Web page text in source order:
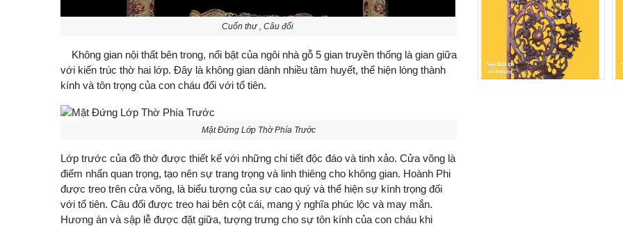
Cuốn thư , Câu đối
Không gian nội thất bên trong, nổi bật của ngôi nhà gỗ 5 gian truyền thống là gian giữa
với kiến trúc thờ hai lớp. Đây là không gian dành nhiều tâm huyết, thể hiện lòng thành
kính và tôn trọng của con cháu đối với tổ tiên.
Mặt Đứng Lớp Thờ Phía Trước
Lớp trước của đồ thờ được thiết kế với những chi tiết độc đáo và tinh xảo. Cửa võng là
điểm nhấn quan trọng, tạo nên sự trang trọng và linh thiêng cho không gian. Hoành Phi
được treo trên cửa võng, là biểu tượng của sự cao quý và thể hiện sự kính trọng đối
với tổ tiên. Câu đối được treo hai bên cột cái, mang ý nghĩa phúc lộc và may mắn.
Hương án và sập lễ được đặt giữa, tượng trưng cho sự tôn kính của con cháu khi